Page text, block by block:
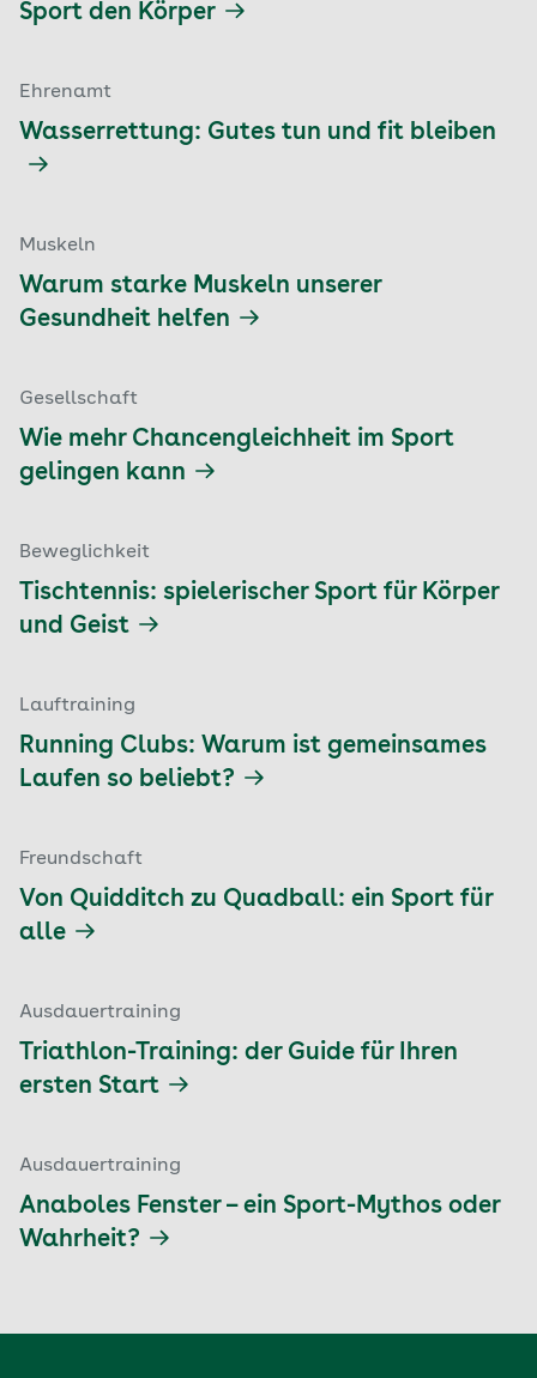
Sport den Körper
Ehrenamt
Wasserrettung: Gutes tun und fit bleiben
Muskeln
Warum starke Muskeln unserer
Gesundheit helfen
Gesellschaft
Wie mehr Chancengleichheit im Sport
gelingen kann
Beweglichkeit
Tischtennis: spielerischer Sport für Körper
und Geist
Lauftraining
Running Clubs: Warum ist gemeinsames
Laufen so beliebt?
Freundschaft
Von Quidditch zu Quadball: ein Sport für
alle
Ausdauertraining
Triathlon-Training: der Guide für Ihren
ersten Start
Ausdauertraining
Anaboles Fenster – ein Sport-Mythos oder
Wahrheit?